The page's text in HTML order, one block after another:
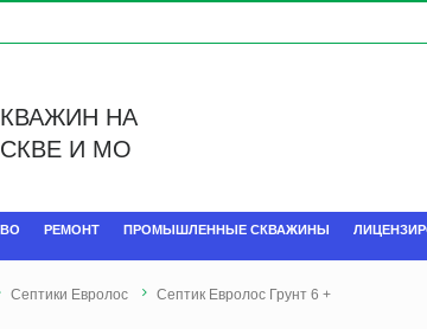
НА
И МО
РЕМОНТ ПРОМЫШЛЕННЫЕ СКВАЖИНЫ
Септики Евролос Септик Евролос Грунт 6 +